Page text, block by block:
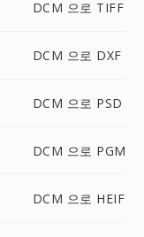
DCM 으로 TIFF
DCM 으로 DXF
DCM 으로 PSD
DCM 으로 PGM
DCM 으로 HEIF